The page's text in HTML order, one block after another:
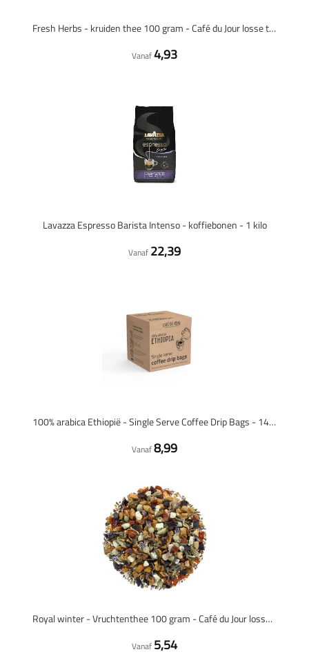
Fresh Herbs - kruiden thee 100 gram - Café du Jour losse thee
Vanaf4,93
Lavazza Espresso Barista Intenso - koffiebonen - 1 kilo
Vanaf 22,39
100% arabica Ethiopië - Single Serve Coffee Drip Bags - 14 stuks
Vanaf8,99
Royal winter - Vruchtenthee 100 gram - Café du Jour losse thee
Vanaf 5,54